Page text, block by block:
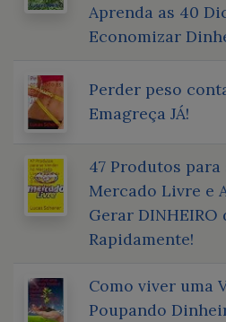
Aprenda as 40
Economizar
Perder peso
Emagreça JÁ!
47 Produtos para
Mercado Livre e
Gerar DINHEIRO
Rapidamente!
Como viver uma
Poupando